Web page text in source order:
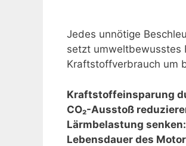
Jedes unnötige
setzt umweltbewusstes
Kraftstoffverbrauch um
Kraftstoffeinsparung
CO₂-Ausstoß
Lärmbelastung senken:
Lebensdauer des